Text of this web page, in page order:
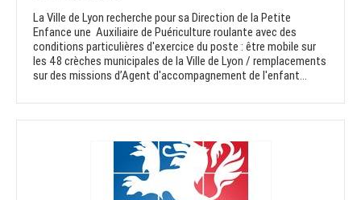
La Ville de Lyon recherche pour sa Direction de la Petite
Enfance une Auxiliaire de Puériculture roulante avec des
conditions particulières d'exercice du poste : être mobile sur
les 48 crèches municipales de la Ville de Lyon / remplacements
sur des missions d’Agent d'accompagnement de l'enfant...